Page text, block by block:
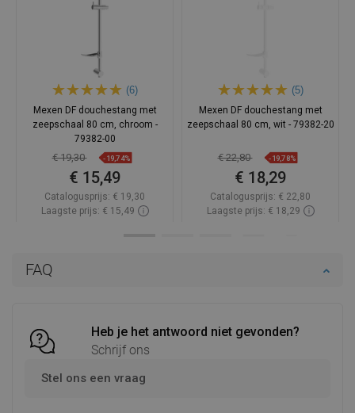
FAQ
Heb je het antwoord niet gevonden?
Schrijf ons
Stel ons een vraag
(6)
Mexen DF douchestang met
zeepschaal 80 cm, chroom -
79382-00
€ 19,30 -19,74%
€ 15,49
Catalogusprijs: € 19,30
Laagste prijs: € 15,49
(5)
Mexen DF douchestang met
zeepschaal 80 cm, wit - 79382-20
€ 22,80 -19,78%
€ 18,29
Catalogusprijs: € 22,80
Laagste prijs: € 18,29